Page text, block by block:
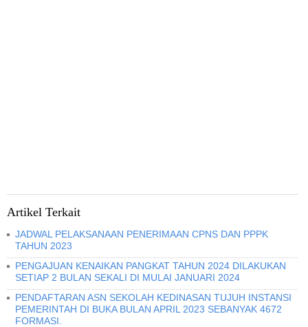
Artikel Terkait
JADWAL PELAKSANAAN PENERIMAAN CPNS DAN PPPK
TAHUN 2023
PENGAJUAN KENAIKAN PANGKAT TAHUN 2024 DILAKUKAN
SETIAP 2 BULAN SEKALI DI MULAI JANUARI 2024
PENDAFTARAN ASN SEKOLAH KEDINASAN TUJUH INSTANSI
PEMERINTAH DI BUKA BULAN APRIL 2023 SEBANYAK 4672
FORMASI.